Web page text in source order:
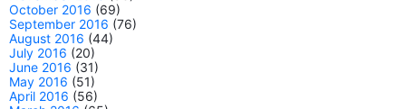
October 2016 (69)
September 2016 (76)
August 2016 (44)
July 2016 (20)
June 2016 (31)
May 2016 (51)
April 2016 (56)